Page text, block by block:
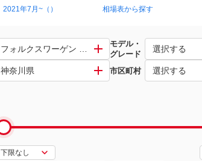
2021年7月~（） 2014年1月~2021年5月（）
相場表から探す
フォルクスワーゲン ゴルフヴァリアント（ワゴン）
モデル・
グレード
選択する
神奈川県 市区町村 選択する